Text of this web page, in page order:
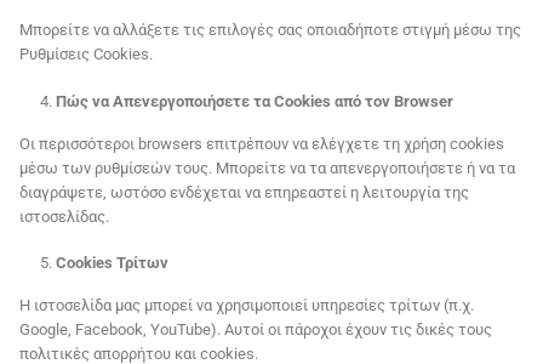
Μπορείτε να αλλάξετε τις επιλογές σας οποιαδήποτε στιγμή μέσω της
Ρυθμίσεις Cookies.
Πώς να Απενεργοποιήσετε τα Cookies από τον Browser
Οι περισσότεροι browsers επιτρέπουν να ελέγχετε τη χρήση cookies
μέσω των ρυθμίσεών τους. Μπορείτε να τα απενεργοποιήσετε ή να τα
διαγράψετε, ωστόσο ενδέχεται να επηρεαστεί η λειτουργία της
ιστοσελίδας.
Cookies Τρίτων
Η ιστοσελίδα μας μπορεί να χρησιμοποιεί υπηρεσίες τρίτων (π.χ.
Google, Facebook, YouTube). Αυτοί οι πάροχοι έχουν τις δικές τους
πολιτικές απορρήτου και cookies.